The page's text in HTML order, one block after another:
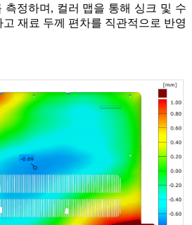
측정하며, 컬러 맵을 통해 싱크 및 수
재료 두께 편차를 직관적으로 반영